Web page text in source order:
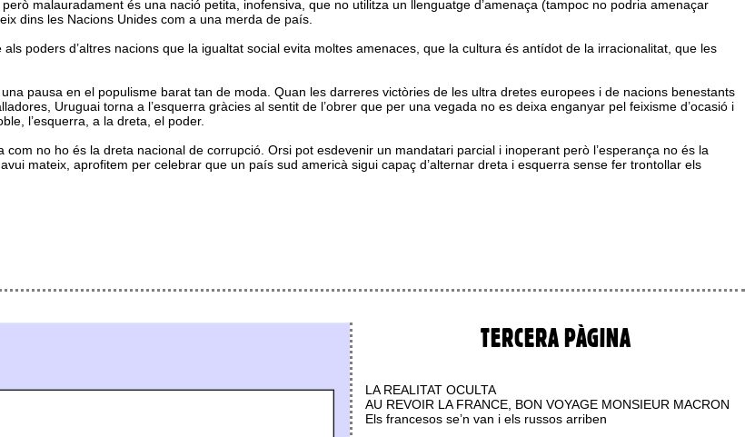
malauradament és una nació petita, inofensiva, que no utilitza un llenguatge d’amenaça (tampoc no podria amenaçar
dins les Nacions Unides com a una merda de país.
poders d’altres nacions que la igualtat social evita moltes amenaces, que la cultura és antídot de la irracionalitat, que les
pausa en el populisme barat tan de moda. Quan les darreres victòries de les ultra dretes europees i de nacions benestants
Uruguai torna a l’esquerra gràcies al sentit de l’obrer que per una vegada no es deixa enganyar pel feixisme d’ocasió i
l’esquerra, a la dreta, el poder.
com no ho és la dreta nacional de corrupció. Orsi pot esdevenir un mandatari parcial i inoperant però l’esperança no és la
mateix, aprofitem per celebrar que un país sud americà sigui capaç d’alternar dreta i esquerra sense fer trontollar els
TERCERA PÀGINA
LA REALITAT OCULTA
AU REVOIR LA FRANCE, BON VOYAGE MONSIEUR MACRON
Els francesos se’n van i els russos arriben